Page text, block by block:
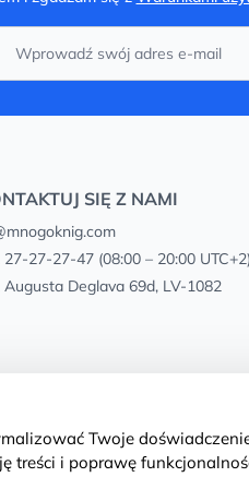
SIĘ Z NAMI
27-27-27-47(08:00 – 20:00 UTC+2)
Augusta Deglava 69d, LV-1082
Twoje
treści i poprawę